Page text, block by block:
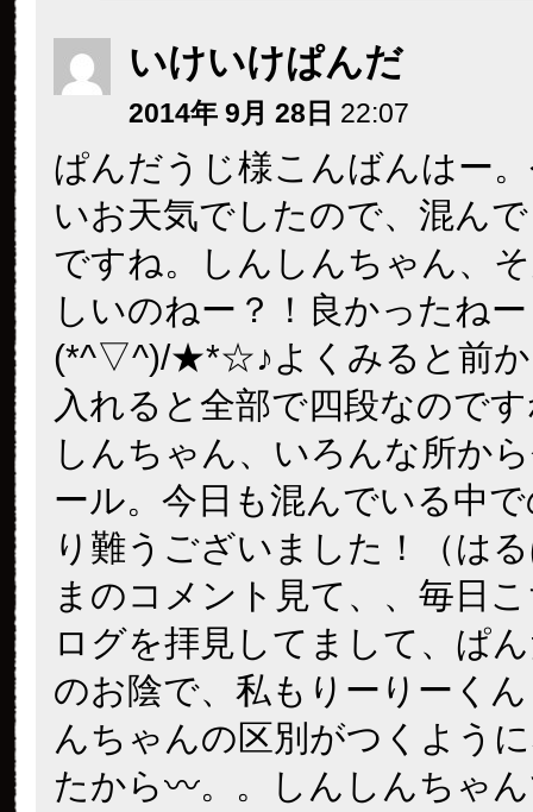
いけいけぱんだ
2014年 9月 28日 22:07
ぱんだうじ様こんばんはー
いお天気でしたので、混ん
ですね。しんしんちゃん、
しいのねー？！良かったね
(*^▽^)/★*☆♪よくみると前か
入れると全部で四段なので
しんちゃん、いろんな所か
ール。今日も混んでいる中
り難うございました！（は
まのコメント見て、、毎日
ログを拝見してまして、ぱ
のお陰で、私もりーりーく
んちゃんの区別がつくよう
たから〰。。しんしんちゃ